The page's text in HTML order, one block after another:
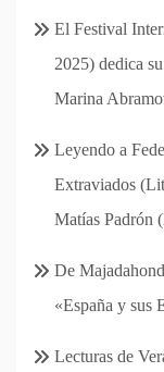
El Festival
2025) dedica
Marina
Leyendo a
Extraviados
Matías Padrón
De
«España y sus
Lecturas de